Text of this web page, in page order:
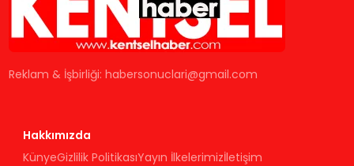
KÜLTÜR & SANAT
SPOR
Reklam & İşbirliği:habersonuclari@gmail.com
Hakkımızda
KünyeGizlilik PolitikasıYayın İlkelerimizİletişim